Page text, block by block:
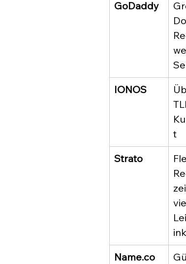
GoDaddy
IONOS
t
Strato
Name.co